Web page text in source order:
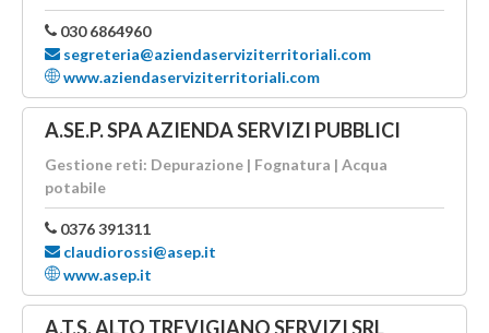
030 6864960
segreteria@aziendaserviziterritoriali.com
www.aziendaserviziterritoriali.com
A.SE.P. SPA AZIENDA SERVIZI PUBBLICI
Gestione reti: Depurazione | Fognatura | Acqua
potabile
0376 391311
claudiorossi@asep.it
www.asep.it
A.T.S. ALTO TREVIGIANO SERVIZI SRL